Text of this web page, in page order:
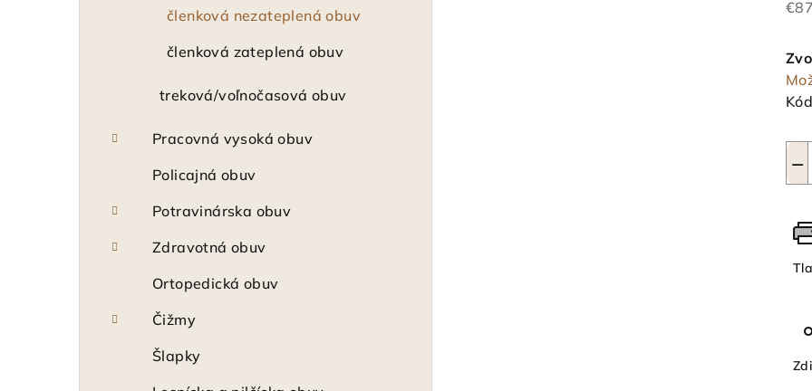
členková nezateplená obuv
členková zateplená obuv
treková/voľnočasová obuv
Pracovná vysoká obuv
Policajná obuv
Potravinárska obuv
Zdravotná obuv
Ortopedická obuv
Čižmy
Šlapky
−